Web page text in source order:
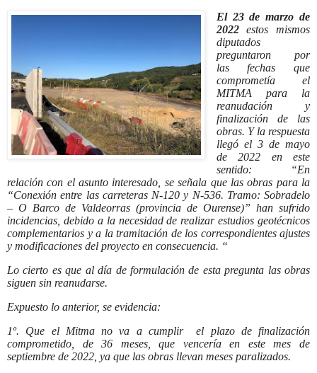
El 23 de marzo de
2022estos mismos
diputados
preguntaron por
lasfechas que
comprometía el
MITMA para la
reanudación y
finalización de las
obras. Y la respuesta
llegó el 3 de mayo
de 2022 en este
sentido: “En
relación con el asunto interesado, se señala que las obras para la
“Conexión entre las carreteras N-120 y N-536. Tramo: Sobradelo
– O Barco de Valdeorras (provincia de Ourense)” han sufrido
incidencias, debido a la necesidad de realizar estudios geotécnicos
complementarios y a la tramitación de los correspondientes ajustes
y modificaciones del proyecto en consecuencia. “
Lo cierto es que al día de formulación de esta pregunta las obras
siguen sin reanudarse.
Expuesto lo anterior, se evidencia:
1º. Que el Mitma no va a cumplir el plazo de finalización
comprometido, de 36 meses, que vencería en este mes de
septiembre de 2022, ya que las obras llevan meses paralizados.